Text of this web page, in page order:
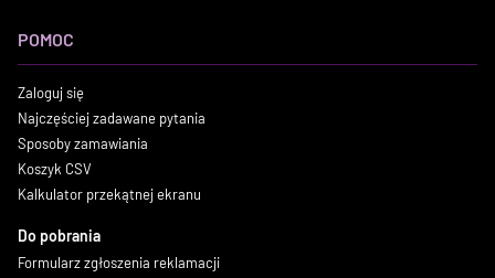
POMOC
Zaloguj się
Najczęściej zadawane pytania
Sposoby zamawiania
Koszyk CSV
Kalkulator przekątnej ekranu
Do pobrania
Formularz zgłoszenia reklamacji